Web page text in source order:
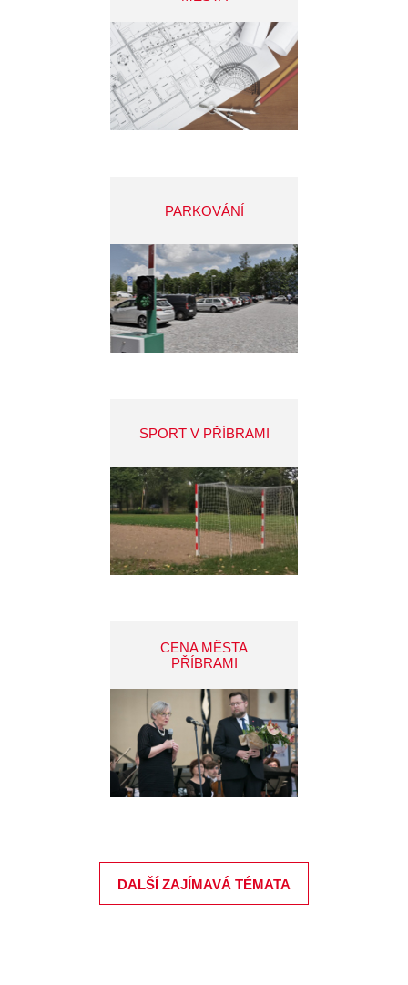
PARKOVÁNÍ
SPORT V PŘÍBRAMI
CENA MĚSTA
PŘÍBRAMI
DALŠÍ ZAJÍMAVÁ TÉMATA